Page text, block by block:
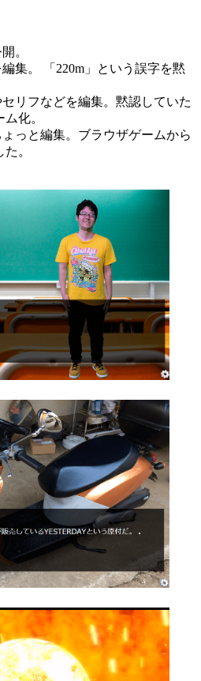
。
集。 「220m」という誤字を黙
リフなどを編集。黙認していた
化。
っと編集。ブラウザゲームから
。